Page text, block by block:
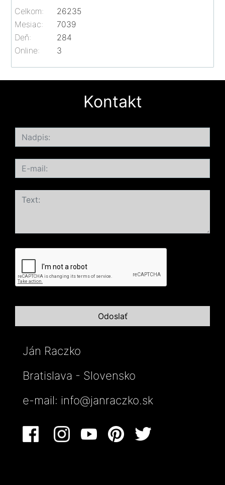
Online: 3
Celkom:
26235
Mesiac:
7039
Deň:
284
Kontakt
Ján Raczko
Bratislava - Slovensko
e-mail: info@janraczko.sk